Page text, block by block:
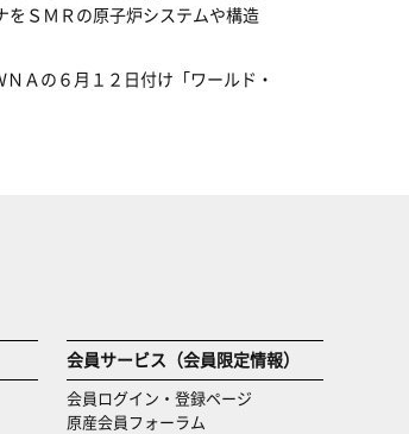
をＳＭＲの原子炉システムや構造
Ａの６月１２日付け「ワールド・
会員サービス（会員限定情報）
会員ログイン・登録ページ
原産会員フォーラム